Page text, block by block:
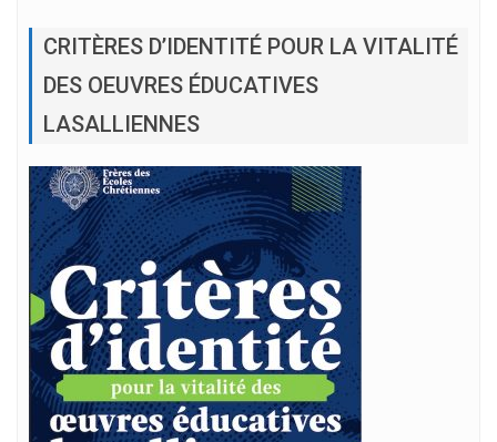
CRITÈRES D’IDENTITÉ POUR LA VITALITÉ
DES OEUVRES ÉDUCATIVES
LASALLIENNES